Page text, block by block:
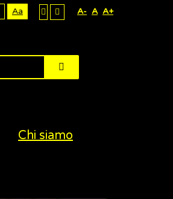
Aa A- A A+
Chi siamo